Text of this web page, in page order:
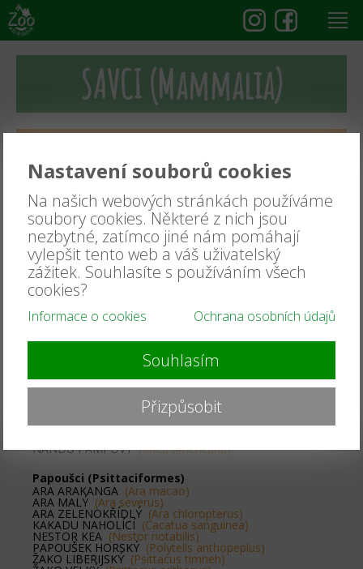
SAVCI (Mammalia)
PTÁCI (Aves)
Sovy (Strigiformes)
SOVICE SNĚŽNÍ(Bubo scandiacus)
VÝR VELKÝ ZÁPADOSIBIŘSKÝ (Bubo bubo sibiricus)
Měkkozobí (Columbiformes)
HOLUB BRONZOVOKŘÍDLÝ(Phaps chalcoptera)
KROCAN DIVOKÝ(Meleagris gallopavo)
PERLIČKA DOMÁCÍ(Numida meleagris f. domestica)
(Chrysolophus pictus)
Kasuárové (Casuariiformes)
Pštrosi (Struthioniformes)
NANDU PAMPOVÝ(Rhea americana)
Papoušci (Psittaciformes)
ARA ARAKANGA (Ara macao)
ARA MALÝ (Ara severus)
ARA ZELENOKŘÍDLÝ (Ara chloropterus)
KAKADU NAHOLÍCÍ (Cacatua sanguinea)
NESTOR KEA (Nestor notabilis)
PAPOUŠEK HORSKÝ (Polytelis anthopeplus)
ŽAKO LIBERIJSKÝ (Psittacus timneh)
Nastavení souborů cookies
Na našich webových stránkách používáme
soubory cookies. Některé z nich jsou
nezbytné, zatímco jiné nám pomáhají
vylepšit tento web a váš uživatelský
zážitek. Souhlasíte s používáním všech
cookies?
Informace o cookies Ochrana osobních údajů
Souhlasím
Přizpůsobit